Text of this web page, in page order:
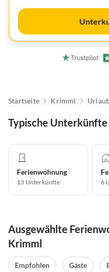
Startseite Krimml
Typische
Ferienwohnung
13 Unterkünfte 6
Ausgewählte
Krimml
Empfohlen Gäste